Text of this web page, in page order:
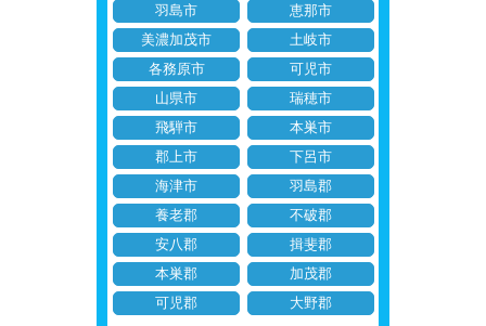
羽島市
恵那市
美濃加茂市
土岐市
各務原市
可児市
山県市
瑞穂市
飛騨市
本巣市
郡上市
下呂市
海津市
羽島郡
養老郡
不破郡
安八郡
揖斐郡
本巣郡
加茂郡
可児郡
大野郡